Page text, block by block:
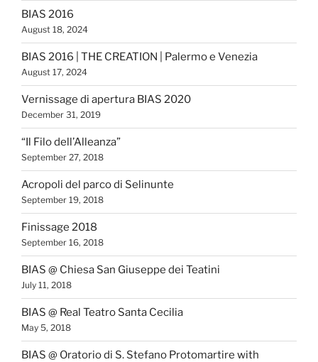
BIAS 2016
August 18, 2024
BIAS 2016 | THE CREATION | Palermo e Venezia
August 17, 2024
Vernissage di apertura BIAS 2020
December 31, 2019
“Il Filo dell’Alleanza”
September 27, 2018
Acropoli del parco di Selinunte
September 19, 2018
Finissage 2018
September 16, 2018
BIAS @ Chiesa San Giuseppe dei Teatini
July 11, 2018
BIAS @ Real Teatro Santa Cecilia
May 5, 2018
BIAS @ Oratorio di S. Stefano Protomartire with